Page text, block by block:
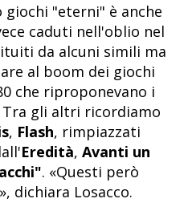
giochi "eterni" è anche
caduti nell'oblio nel
da alcuni simili ma
al boom dei giochi
che riproponevano i
gli altri ricordiamo
, Flash, rimpiazzati
Eredità, Avanti un
. «Questi però
dichiara Losacco.